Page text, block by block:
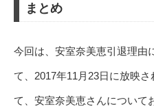
まとめ
今回は、安室奈美恵引退理由
て、2017年11月23日に放映
て、安室奈美恵さんについて